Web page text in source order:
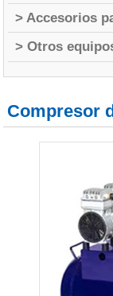
> Accesorios
> Otros
Compresor